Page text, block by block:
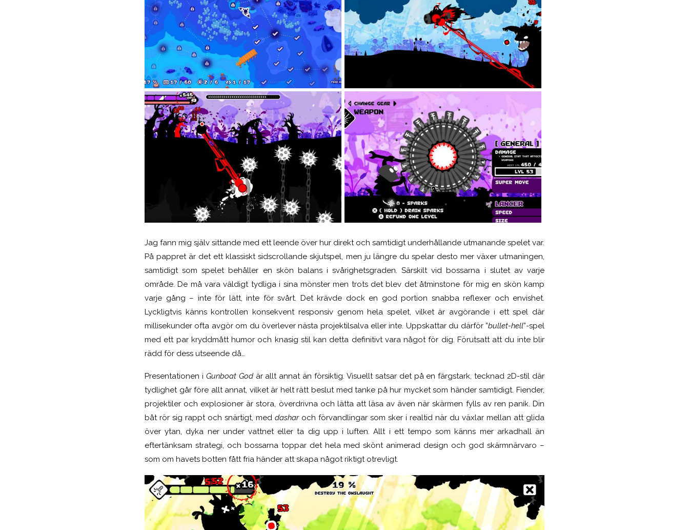
Jag fann mig själv sittande med ett leende över hur direkt och samtidigt underhållande utmanande spelet var.
På pappret är det ett klassiskt sidscrollande skjutspel, men ju längre du spelar desto mer växer utmaningen,
samtidigt som spelet behåller en skön balans i svårighetsgraden. Särskilt vid bossarna i slutet av varje
område. De må vara väldigt tydliga i sina mönster men trots det blev det åtminstone för mig en skön kamp
varje gång – inte för lätt, inte för svårt. Det krävde dock en god portion snabba reflexer och envishet.
Lyckligtvis känns kontrollen konsekvent responsiv genom hela spelet, vilket är avgörande i ett spel där
millisekunder ofta avgör om du överlever nästa projektilsalva eller inte. Uppskattar du därför ”bullet-hell”-spel
med ett par kryddmått humor och knasig stil kan detta definitivt vara något för dig. Förutsatt att du inte blir
rädd för dess utseende då…
Presentationen i Gunboat Godär allt annat än försiktig. Visuellt satsar det på en färgstark, tecknad 2D-stil där
tydlighet går före allt annat, vilket är helt rätt beslut med tanke på hur mycket som händer samtidigt. Fiender,
projektiler och explosioner är stora, överdrivna och lätta att läsa av även när skärmen fylls av ren panik. Din
båt rör sig rappt och snärtigt, med dashar och förvandlingar som sker i realtid när du växlar mellan att glida
över ytan, dyka ner under vattnet eller ta dig upp i luften. Allt i ett tempo som känns mer arkadhall än
eftertänksam strategi, och bossarna toppar det hela med skönt animerad design och god skärmnärvaro –
som om havets botten fått fria händer att skapa något riktigt otrevligt.